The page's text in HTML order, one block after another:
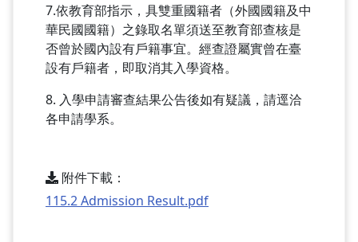
7.依教育部指示，具雙重國籍者（外國國籍及中
華民國國籍）之錄取名單須送至教育部查核是
否曾於國內設有戶籍事宜。經查證屬實曾在臺
設有戶籍者，即取消其入學資格。
8. 入學申請審查結果公告後如有疑議，請逕洽
各申請學系。
附件下載：
115.2 Admission Result.pdf